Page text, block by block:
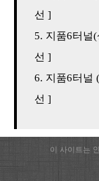
선 ]
지품6터널
선 ]
지품6터널
선 ]
이 사이트는